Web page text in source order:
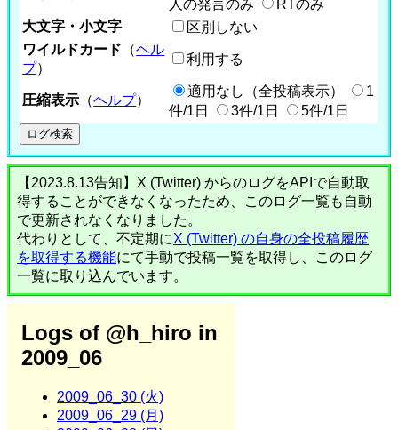
人の発言のみ
RTのみ
大文字・小文字
区別しない
ワイルドカード （ヘル
プ）
利用する
圧縮表示 （ヘルプ）
適用なし（全投稿表示）
1
件/1日
3件/1日 5件/1日
【2023.8.13告知】X (Twitter) からのログをAPIで自動取
得することができなくなったため、このログ一覧も自動
で更新されなくなりました。
代わりとして、不定期にX (Twitter) の自身の全投稿履歴
を取得する機能にて手動で投稿一覧を取得し、このログ
一覧に取り込んでいます。
Logs of @h_hiro in
2009_06
2009_06_30 (火)
2009_06_29 (月)